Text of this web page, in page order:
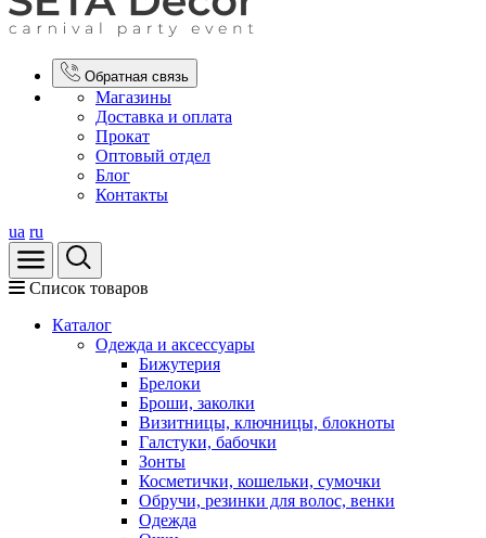
Обратная связь
Магазины
Доставка и оплата
Прокат
Оптовый отдел
Блог
Контакты
ua ru
Список товаров
Каталог
Oдежда и аксессуары
Бижутерия
Брелоки
Броши, заколки
Визитницы, ключницы, блокноты
Галстуки, бабочки
Зонты
Косметички, кошельки, сумочки
Обручи, резинки для волос, венки
Одежда